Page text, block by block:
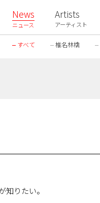
News
ニュース
Artists
アーティスト
すべて 椎名林檎
知りたい。